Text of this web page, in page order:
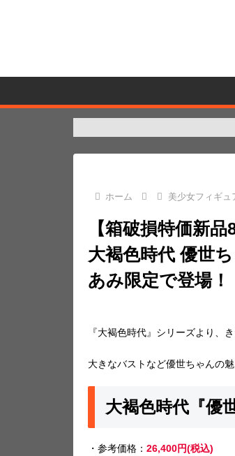
ホーム 美少女フィギュ
【箱破損特価新
大褐色時代 優世
あみ限定で登場！
『大褐色時代』シリーズより、
大きなバストなど優世ちゃんの
大褐色時代『優
・参考価格： 26,400円(税込)